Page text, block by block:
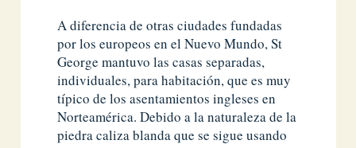
A diferencia de otras ciudades fundadas
por los europeos en el Nuevo Mundo, St
George mantuvo las casas separadas,
individuales, para habitación, que es muy
típico de los asentamientos ingleses en
Norteamérica. Debido a la naturaleza de la
piedra caliza blanda que se sigue usando